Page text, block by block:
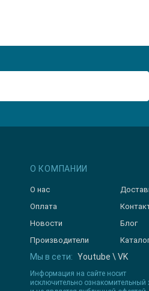
О КОМПАНИИ
О нас
Оплата
Новости
Блог
Производители
Мы в сети: Youtube \VK
Информация на сайте носит
исключительно ознакомительный